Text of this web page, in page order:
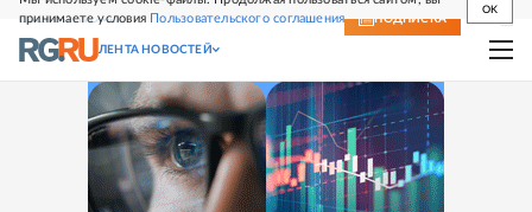
принимаете условия Пользовательского соглашения
OK
СВЕЖИЙ НОМЕР ПОДПИСКА
ЛЕНТА НОВОСТЕЙ